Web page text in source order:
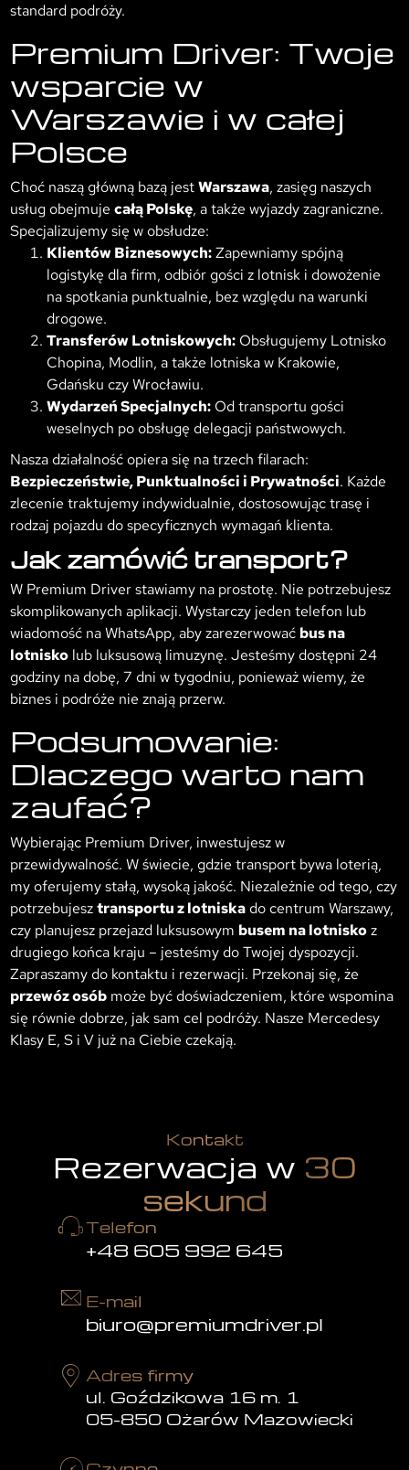
standard podróży.
Premium Driver: Twoje
wsparcie w
Warszawie i w całej
Polsce
Choć naszą główną bazą jestWarszawa, zasięg naszych
usług obejmujecałą Polskę, a także wyjazdy zagraniczne.
Specjalizujemy się w obsłudze:
Klientów Biznesowych:Zapewniamy spójną
logistykę dla firm, odbiór gości z lotnisk i dowożenie
na spotkania punktualnie, bez względu na warunki
drogowe.
Transferów Lotniskowych: Obsługujemy Lotnisko
Chopina, Modlin, a także lotniska w Krakowie,
Gdańsku czy Wrocławiu.
Wydarzeń Specjalnych: Od transportu gości
weselnych po obsługę delegacji państwowych.
Nasza działalność opiera się na trzech filarach:
Bezpieczeństwie, Punktualności i Prywatności. Każde
zlecenie traktujemy indywidualnie, dostosowując trasę i
rodzaj pojazdu do specyficznych wymagań klienta.
Jak zamówić transport?
W Premium Driver stawiamy na prostotę. Nie potrzebujesz
skomplikowanych aplikacji. Wystarczy jeden telefon lub
wiadomość na WhatsApp, aby zarezerwować bus na
lotnisko lub luksusową limuzynę. Jesteśmy dostępni 24
godziny na dobę, 7 dni w tygodniu, ponieważ wiemy, że
biznes i podróże nie znają przerw.
Podsumowanie:
Dlaczego warto nam
zaufać?
Wybierając Premium Driver, inwestujesz w
przewidywalność. W świecie, gdzie transport bywa loterią,
my oferujemy stałą, wysoką jakość. Niezależnie od tego, czy
potrzebujesztransportu z lotniskado centrum Warszawy,
czy planujesz przejazd luksusowym busem na lotniskoz
drugiego końca kraju – jesteśmy do Twojej dyspozycji.
Zapraszamy do kontaktu i rezerwacji. Przekonaj się, że
przewóz osób może być doświadczeniem, które wspomina
się równie dobrze, jak sam cel podróży. Nasze Mercedesy
Klasy E, S i V już na Ciebie czekają.
Kontakt
Rezerwacja w 30
sekund
Telefon
+48 605 992 645
E-mail
biuro@premiumdriver.pl
Adres firmy
ul. Goździkowa 16 m. 1
05-850 Ożarów Mazowiecki